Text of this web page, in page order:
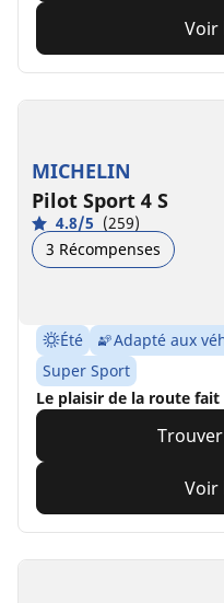
Voir
MICHELIN
Pilot Sport 4 S
4.8/5 (259)
3 Récompenses
Été
Adapté aux
Super Sport
Le plaisir de la route
Voir